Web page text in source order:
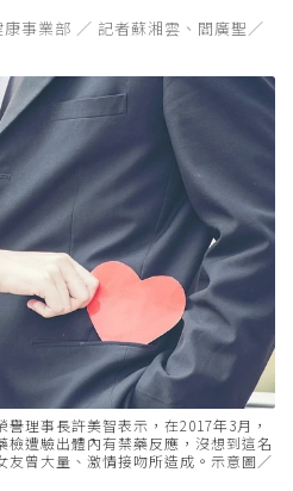
事業部 ／ 記者蘇湘雲、閻廣聖／
理事長許美智表示，在2017年3月，
檢遭驗出體內有禁藥反應，沒想到這名
友曾大量、激情接吻所造成。示意圖／